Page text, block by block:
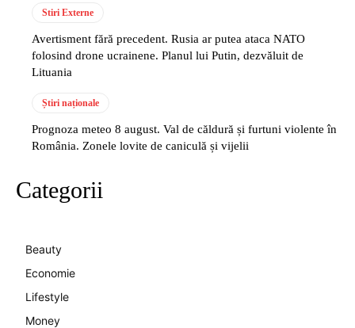
Stiri Externe
Avertisment fără precedent. Rusia ar putea ataca NATO
folosind drone ucrainene. Planul lui Putin, dezvăluit de
Lituania
Știri naționale
Prognoza meteo 8 august. Val de căldură și furtuni violente în
România. Zonele lovite de caniculă și vijelii
Categorii
Beauty
Economie
Lifestyle
Money